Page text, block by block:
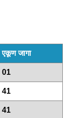
एकूण जागा
01
41
41